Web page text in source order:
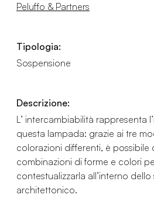
Peluffo & Partners
Tipologia:
Sospensione
Descrizione:
L’ intercambiabilità rappresenta
questa lampada: grazie ai tre
colorazioni differenti, è possibile
combinazioni di forme e colori
contestualizzarla all’interno
architettonico.